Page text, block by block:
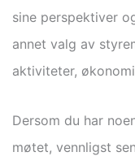
sine perspektiver
annet valg av
aktiviteter,
Dersom du har
møtet, vennligst